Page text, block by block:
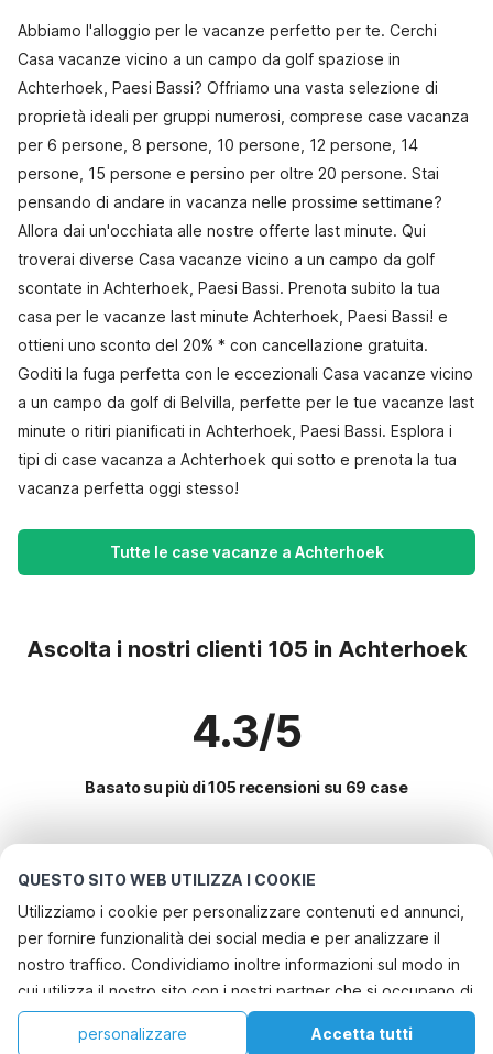
QUESTO SITO WEB UTILIZZA I COOKIE
Utilizziamo i cookie per personalizzare contenuti ed annunci,
per fornire funzionalità dei social media e per analizzare il
nostro traffico. Condividiamo inoltre informazioni sul modo in
cui utilizza il nostro sito con i nostri partner che si occupano di
analisi dei dati web, pubblicità e social media, i quali
potrebbero combinarle con altre informazioni che ha fornito
Accetta tutti
personalizzare
Abbiamo l'alloggio per le vacanze perfetto per te. Cerchi
Casa vacanze vicino a un campo da golf spaziose in
Achterhoek, Paesi Bassi? Offriamo una vasta selezione di
proprietà ideali per gruppi numerosi, comprese case vacanza
per 6 persone, 8 persone, 10 persone, 12 persone, 14
persone, 15 persone e persino per oltre 20 persone. Stai
pensando di andare in vacanza nelle prossime settimane?
Allora dai un'occhiata alle nostre offerte last minute. Qui
troverai diverse Casa vacanze vicino a un campo da golf
scontate in Achterhoek, Paesi Bassi. Prenota subito la tua
casa per le vacanze last minute Achterhoek, Paesi Bassi! e
ottieni uno sconto del 20% * con cancellazione gratuita.
Goditi la fuga perfetta con le eccezionali Casa vacanze vicino
a un campo da golf di Belvilla, perfette per le tue vacanze last
minute o ritiri pianificati in Achterhoek, Paesi Bassi. Esplora i
tipi di case vacanza a Achterhoek qui sotto e prenota la tua
vacanza perfetta oggi stesso!
Tutte le case vacanze a Achterhoek
Ascolta i nostri clienti 105 in Achterhoek
4.3/5
Basato su più di 105 recensioni su 69 case
Le destinazioni più popolari per le
vacanze
Servizi più popolari per le vacanze in Achterhoek
Casa vacanze a misura di bambino
Casa vacanze con giardino
Casa per le vacanze in un parco vacanze
Le migliori regioni con i migliori servizi per le vacanze
Vacanza con il cane - Casa vacanze pet friendly costa-olandese
Città con i migliori servizi per le vacanze